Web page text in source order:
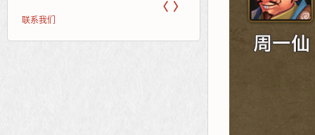
〈 〉
联系我们